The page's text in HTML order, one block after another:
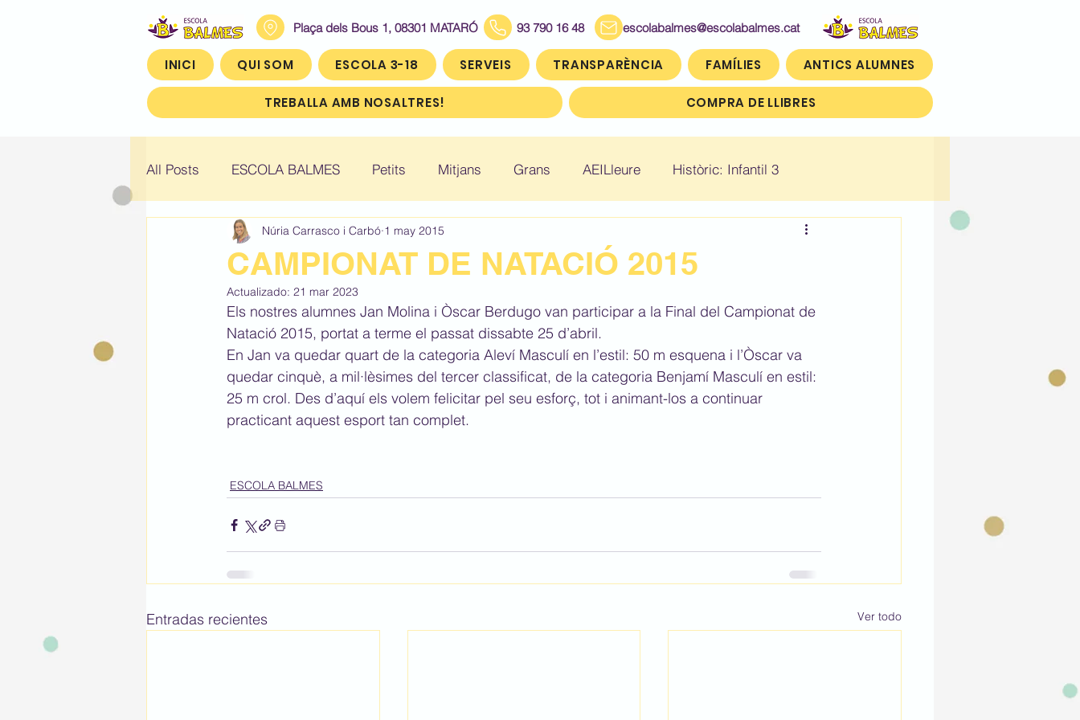
Plaça dels Bous 1, 08301 MATARÓ 93 790 16 48escolabalmes@escolabalmes.cat
INICI QUI SOM ESCOLA 3-18 SERVEIS TRANSPARÈNCIA FAMÍLIES ANTICS ALUMNES
TREBALLA AMB NOSALTRES! COMPRA DE LLIBRES
All Posts ESCOLA BALMES Petits Mitjans Grans AEILleure Històric: Infantil 3
Històric: Infantil 4 Històric: Infantil 5 Històric: Tercer (3r)
Històric: Quart (4t) Històric: Cinquè (5è)
CAMPIONAT DE NATACIÓ 2015
Núria Carrasco i Carbó 1 may 2015
Actualizado: 21 mar 2023
Els nostres alumnes Jan Molina i Òscar Berdugo van participar a la Final del Campionat de
Natació 2015, portat a terme el passat dissabte 25 d’abril.
En Jan va quedar quart de la categoria Aleví Masculí en l’estil: 50 m esquena i l’Òscar va
quedar cinquè, a mil·lèsimes del tercer classificat, de la categoria Benjamí Masculí en estil:
25 m crol. Des d’aquí els volem felicitar pel seu esforç, tot i animant-los a continuar
practicant aquest esport tan complet.
ESCOLA BALMES
Entradas recientes Ver todo